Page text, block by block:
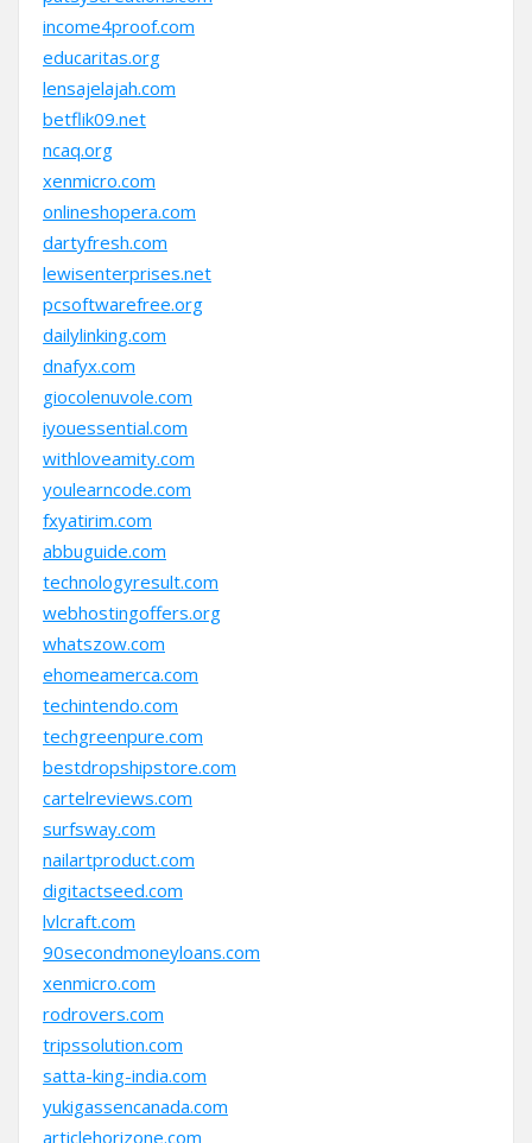
income4proof.com
educaritas.org
lensajelajah.com
betflik09.net
ncaq.org
xenmicro.com
onlineshopera.com
dartyfresh.com
lewisenterprises.net
pcsoftwarefree.org
dailylinking.com
dnafyx.com
giocolenuvole.com
iyouessential.com
withloveamity.com
youlearncode.com
fxyatirim.com
abbuguide.com
technologyresult.com
webhostingoffers.org
whatszow.com
ehomeamerca.com
techintendo.com
techgreenpure.com
bestdropshipstore.com
cartelreviews.com
surfsway.com
nailartproduct.com
digitactseed.com
lvlcraft.com
90secondmoneyloans.com
xenmicro.com
rodrovers.com
tripssolution.com
satta-king-india.com
yukigassencanada.com
articlehorizone.com